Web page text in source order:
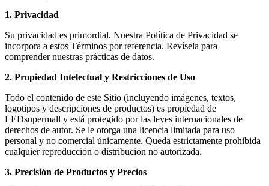
1. Privacidad
Su privacidad es primordial. Nuestra Política de Privacidad se
incorpora a estos Términos por referencia. Revísela para
comprender nuestras prácticas de datos.
2. Propiedad Intelectual y Restricciones de Uso
Todo el contenido de este Sitio (incluyendo imágenes, textos,
logotipos y descripciones de productos) es propiedad de
LEDsupermall y está protegido por las leyes internacionales de
derechos de autor. Se le otorga una licencia limitada para uso
personal y no comercial únicamente. Queda estrictamente prohibida
cualquier reproducción o distribución no autorizada.
3. Precisión de Productos y Precios